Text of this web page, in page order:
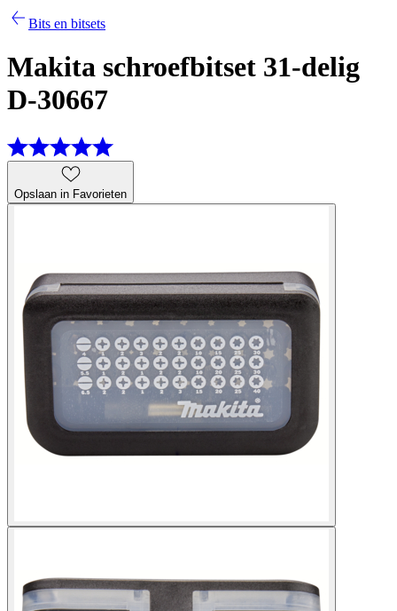
Bits en bitsets
Makita schroefbitset 31-delig
D-30667
Opslaan in Favorieten